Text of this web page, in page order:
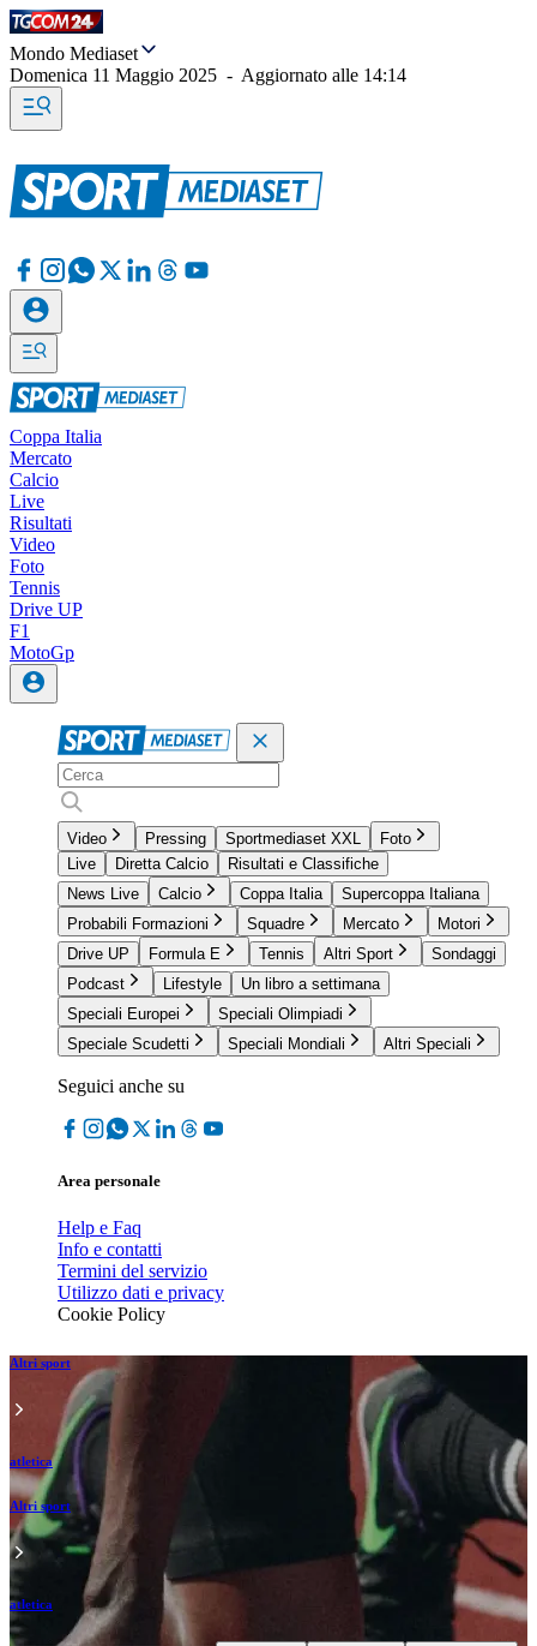
Mondo Mediaset
Domenica 11 Maggio 2025 - Aggiornato alle 14:14
Coppa Italia
Mercato
Calcio
Live
Risultati
Video
Foto
Tennis
Drive UP
F1
MotoGp
Video Pressing Sportmediaset XXL
Foto
Live
Diretta Calcio
Risultati e Classifiche
News Live
Calcio Coppa Italia
Supercoppa Italiana
Probabili Formazioni
Squadre Mercato
Motori
Drive UP
Formula E Tennis Altri Sport
Sondaggi
Podcast
Lifestyle
Un libro a settimana
Speciali Europei
Speciali Olimpiadi
Speciale Scudetti
Speciali Mondiali Altri Speciali
Seguici anche su
Area personale
Help e Faq
Info e contatti
Termini del servizio
Utilizzo dati e privacy
Cookie Policy
Altri sport
atletica
Altri sport
atletica